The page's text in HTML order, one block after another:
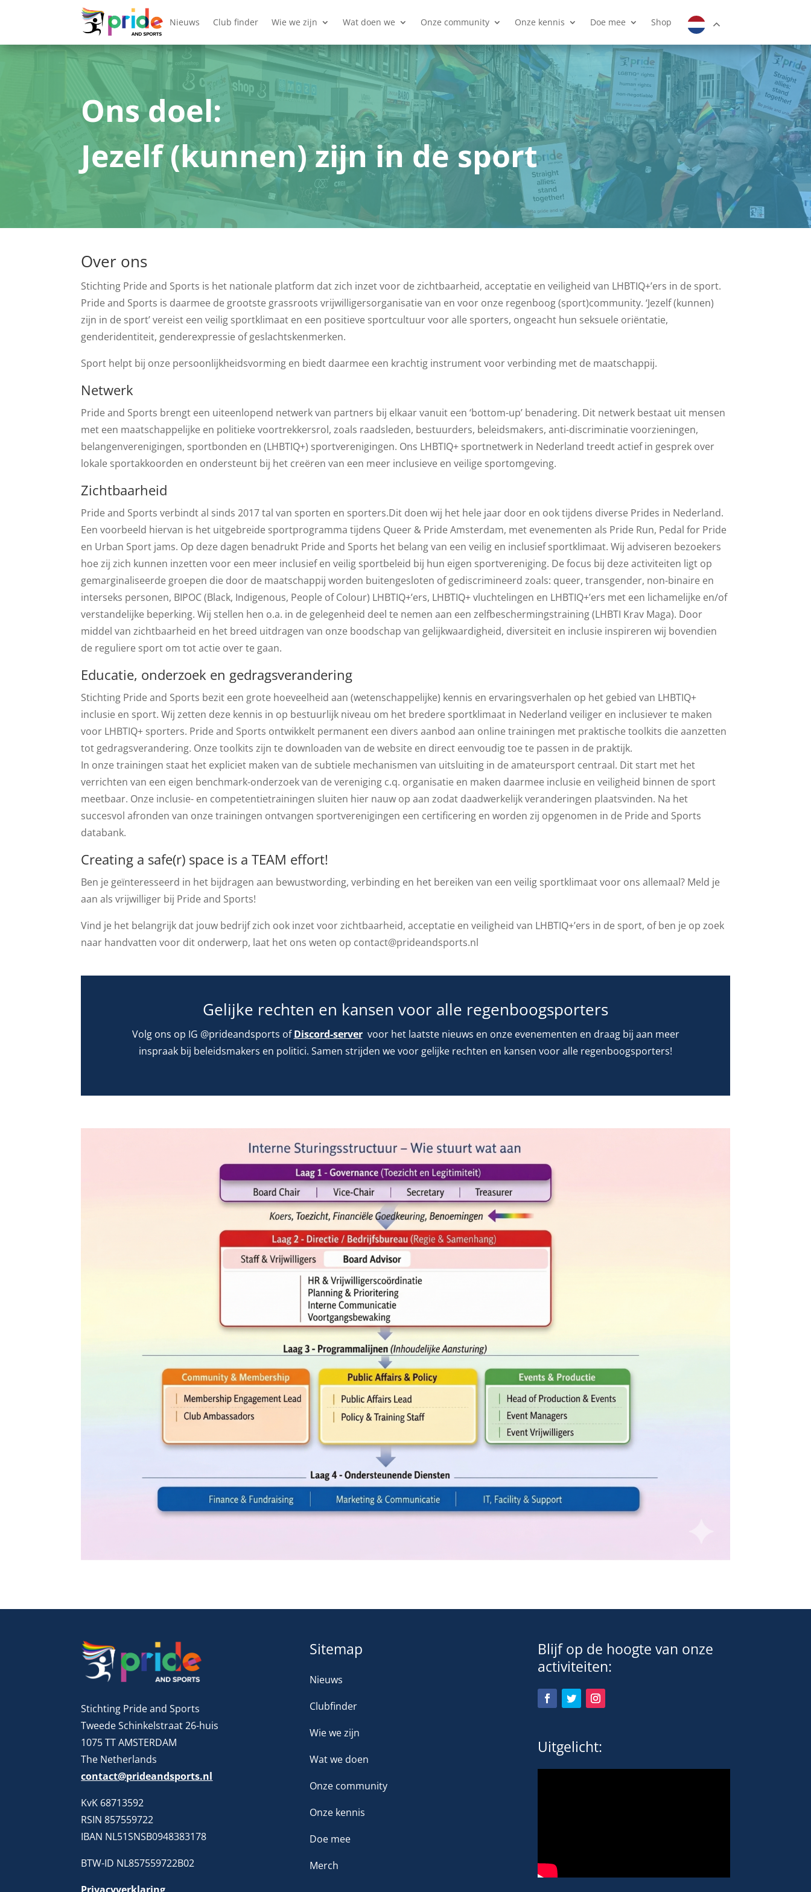
Nieuws Club finder Wie we zijn Wat doen we Onze community Onze kennis Doe mee Shop
Ons doel:
Jezelf (kunnen) zijn in de sport
Over ons
Stichting Pride and Sports is het nationale platform dat zich inzet voor de zichtbaarheid, acceptatie en veiligheid van LHBTIQ+’ers in de sport.
Pride and Sports is daarmee de grootste grassroots vrijwilligersorganisatie van en voor onze regenboog (sport)community. ‘Jezelf (kunnen)
zijn in de sport’ vereist een veilig sportklimaat en een positieve sportcultuur voor alle sporters, ongeacht hun seksuele oriëntatie,
genderidentiteit, genderexpressie of geslachtskenmerken.
Sport helpt bij onze persoonlijkheidsvorming en biedt daarmee een krachtig instrument voor verbinding met de maatschappij.
Netwerk
Pride and Sports brengt een uiteenlopend netwerk van partners bij elkaar vanuit een ‘bottom-up’ benadering. Dit netwerk bestaat uit mensen
met een maatschappelijke en politieke voortrekkersrol, zoals raadsleden, bestuurders, beleidsmakers, anti-discriminatie voorzieningen,
belangenverenigingen, sportbonden en (LHBTIQ+) sportverenigingen. Ons LHBTIQ+ sportnetwerk in Nederland treedt actief in gesprek over
lokale sportakkoorden en ondersteunt bij het creëren van een meer inclusieve en veilige sportomgeving.
Zichtbaarheid
Pride and Sports verbindt al sinds 2017 tal van sporten en sporters.Dit doen wij het hele jaar door en ook tijdens diverse Prides in Nederland.
Een voorbeeld hiervan is het uitgebreide sportprogramma tijdens Queer & Pride Amsterdam, met evenementen als Pride Run, Pedal for Pride
en Urban Sport jams. Op deze dagen benadrukt Pride and Sports het belang van een veilig en inclusief sportklimaat. Wij adviseren bezoekers
hoe zij zich kunnen inzetten voor een meer inclusief en veilig sportbeleid bij hun eigen sportvereniging. De focus bij deze activiteiten ligt op
gemarginaliseerde groepen die door de maatschappij worden buitengesloten of gediscrimineerd zoals: queer, transgender, non-binaire en
interseks personen, BIPOC (Black, Indigenous, People of Colour) LHBTIQ+’ers, LHBTIQ+ vluchtelingen en LHBTIQ+’ers met een lichamelijke en/of
verstandelijke beperking. Wij stellen hen o.a. in de gelegenheid deel te nemen aan een zelfbeschermingstraining (LHBTI Krav Maga). Door
middel van zichtbaarheid en het breed uitdragen van onze boodschap van gelijkwaardigheid, diversiteit en inclusie inspireren wij bovendien
de reguliere sport om tot actie over te gaan.
Educatie, onderzoek en gedragsverandering
Stichting Pride and Sports bezit een grote hoeveelheid aan (wetenschappelijke) kennis en ervaringsverhalen op het gebied van LHBTIQ+
inclusie en sport. Wij zetten deze kennis in op bestuurlijk niveau om het bredere sportklimaat in Nederland veiliger en inclusiever te maken
voor LHBTIQ+ sporters. Pride and Sports ontwikkelt permanent een divers aanbod aan online trainingen met praktische toolkits die aanzetten
tot gedragsverandering. Onze toolkits zijn te downloaden van de website en direct eenvoudig toe te passen in de praktijk.
In onze trainingen staat het expliciet maken van de subtiele mechanismen van uitsluiting in de amateursport centraal. Dit start met het
verrichten van een eigen benchmark-onderzoek van de vereniging c.q. organisatie en maken daarmee inclusie en veiligheid binnen de sport
meetbaar. Onze inclusie- en competentietrainingen sluiten hier nauw op aan zodat daadwerkelijk veranderingen plaatsvinden. Na het
succesvol afronden van onze trainingen ontvangen sportverenigingen een certificering en worden zij opgenomen in de Pride and Sports
databank.
Creating a safe(r) space is a TEAM effort!
Ben je geïnteresseerd in het bijdragen aan bewustwording, verbinding en het bereiken van een veilig sportklimaat voor ons allemaal? Meld je
aan als vrijwilliger bij Pride and Sports!
Vind je het belangrijk dat jouw bedrijf zich ook inzet voor zichtbaarheid, acceptatie en veiligheid van LHBTIQ+’ers in de sport, of ben je op zoek
naar handvatten voor dit onderwerp, laat het ons weten op contact@prideandsports.nl
Gelijke rechten en kansen voor alle regenboogsporters
Volg ons op IG @prideandsports ofDiscord-servervoor het laatste nieuws en onze evenementen en draag bij aan meer
inspraak bij beleidsmakers en politici. Samen strijden we voor gelijke rechten en kansen voor alle regenboogsporters!
Stichting Pride and Sports
Tweede Schinkelstraat 26-huis
1075 TT AMSTERDAM
The Netherlands
contact@prideandsports.nl
KvK 68713592
RSIN 857559722
IBAN NL51SNSB0948383178
BTW-ID NL857559722B02
Sitemap
Nieuws
Clubfinder
Wie we zijn
Wat we doen
Onze community
Onze kennis
Doe mee
Merch
Blijf op de hoogte van onze
activiteiten:
Uitgelicht: